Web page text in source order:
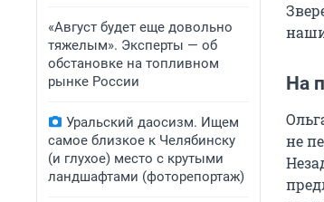
«Август будет еще довольно
тяжелым». Эксперты — об
обстановке на топливном
рынке России
Уральский даосизм. Ищем
самое близкое к Челябинску
(и глухое) место с крутыми
ландшафтами (фоторепортаж)
На
не